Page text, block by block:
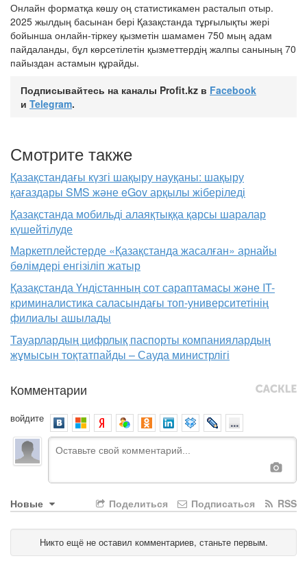
Онлайн форматқа көшу оң статистикамен расталып отыр.
2025 жылдың басынан бері Қазақстанда тұрғылықты жері
бойынша онлайн-тіркеу қызметін шамамен 750 мың адам
пайдаланды, бұл көрсетілетін қызметтердің жалпы санының 70
пайыздан астамын құрайды.
Подписывайтесь на каналы Profit.kz в Facebook
и Telegram.
Смотрите также
Қазақстандағы күзгі шақыру науқаны: шақыру
қағаздары SMS және eGov арқылы жіберіледі
Қазақстанда мобильді алаяқтыққа қарсы шаралар
күшейтілуде
Маркетплейстерде «Қазақстанда жасалған» арнайы
бөлімдері енгізіліп жатыр
Қазақстанда Үндістанның сот сараптамасы және IT-
криминалистика саласындағы топ-университетінің
филиалы ашылады
Тауарлардың цифрлық паспорты компаниялардың
жұмысын тоқтатпайды – Сауда министрлігі
Комментарии
войдите
Новые RSS
Подписаться
Поделиться
Никто ещё не оставил комментариев, станьте первым.